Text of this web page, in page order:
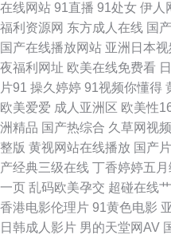
噢 婷婷色播综合在线 99在线这里
蜜桃臀在线 日本福利精品每日更
碰人人男女 欧日韩操逼 91秀美女
机免费福利院18 91啦九色POnY
天堂 91福利社在线 狠狠干恩瑞 综
欧美综合日韩精品 91视频总站 欧
在线网站 91直播 91处女 伊人
福利资源网 东方成人在线 国
国产在线播放网站 亚洲日本视
夜福利网址 欧美在线免费看
片91 操久婷婷 91视频你懂得
欧美爱爱 成人亚洲区 欧美性
洲精品 国产热综合 久草网视
整版 黄视网站在线播放 国产
产经典三级在线 丁香婷婷五月
一页 乱码欧美孕交 超碰在线艹
香港电影伦理片 91黄色电影
日韩成人影片 男的天堂网AV